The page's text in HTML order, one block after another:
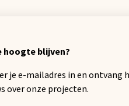
hoogte blijven?
je e-mailadres in en ontvang
over onze projecten.